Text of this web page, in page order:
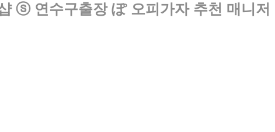
ⓢ 연수구출장 ぽ 오피가자 추천 매니